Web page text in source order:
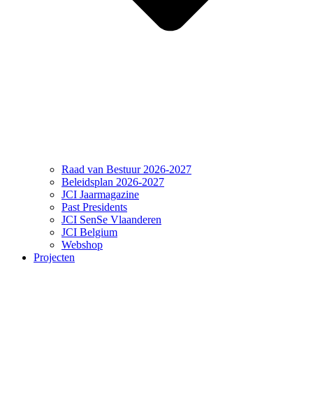
Raad van Bestuur 2026-2027
Beleidsplan 2026-2027
JCI Jaarmagazine
Past Presidents
JCI SenSe Vlaanderen
JCI Belgium
Webshop
Projecten